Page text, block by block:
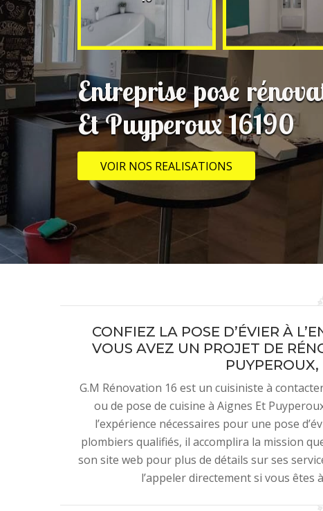
Entreprise pose
Et Puyperoux 16190
VOIR NOS REALISATIONS
CONFIEZ LA POSE D’ÉVIER À
VOUS AVEZ UN PROJET DE
PUYPEROUX,
G.M Rénovation 16 est un cuisiniste à
ou de pose de cuisine à Aignes Et
l’expérience nécessaires pour une pose
plombiers qualifiés, il accomplira la mission
son site web pour plus de détails sur ses
l’appeler directement si vous êtes